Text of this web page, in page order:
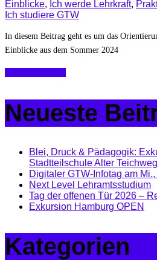
Einblicke, Ich werde Lehrkraft,
Ich studiere GTW
In diesem Beitrag geht es um das
Einblicke aus dem Sommer 2024
Neueste
Blei, Druck & Pädagogik:
Stadtteilschule Alter Teichweg
Digitaler GTW-Infotag am
Next Level Lehramtsstudium
Tag der offenen Tür 2026 –
Exkursion Hamburg OPEN
Kategorien